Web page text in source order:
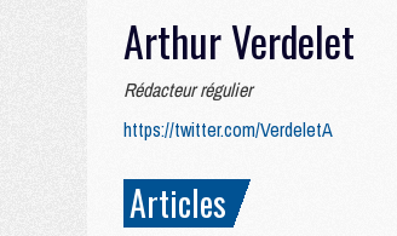
Arthur Verdelet
Rédacteur régulier
https://twitter.com/VerdeletA
Articles